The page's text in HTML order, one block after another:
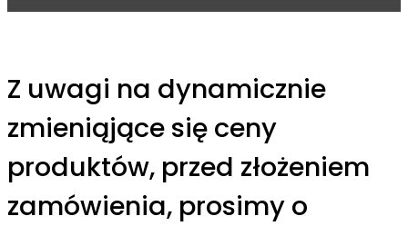
Z uwagi na dynamicznie
zmieniąjące się ceny
produktów, przed złożeniem
zamówienia, prosimy o